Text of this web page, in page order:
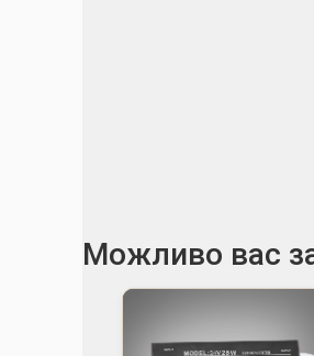
Можливо вас